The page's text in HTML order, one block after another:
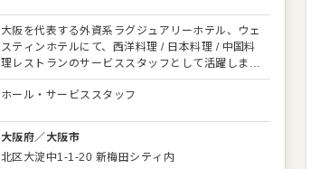
大阪を代表する外資系ラグジュアリーホテル、ウェ
スティンホテルにて、西洋料理 / 日本料理 / 中国料
理レストランのサービススタッフとして活躍しませ
んか？ 1993年にウェスティンブランド日本第一号
として開業した当ホテルで、お客様に「世界最高の
内、オーダー、料理やドリンクの提供、テーブルセ
ッティング、会計など、レストランでのサービス業
務全般をお任せします。 お客様一人ひとりに合わせ
ホール・サービススタッフ
大阪府／ 大阪市
北区大淀中1-1-20 新梅田シティ内